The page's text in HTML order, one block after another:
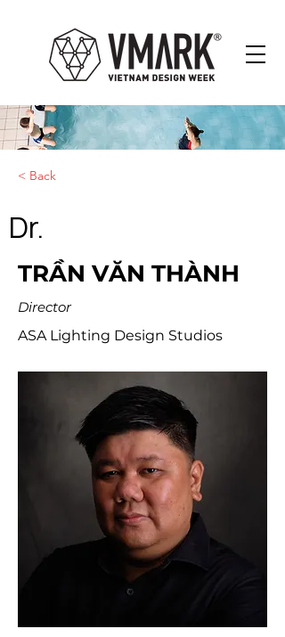
< Back
Dr.
TRẦN VĂN THÀNH
Director
ASA Lighting Design Studios